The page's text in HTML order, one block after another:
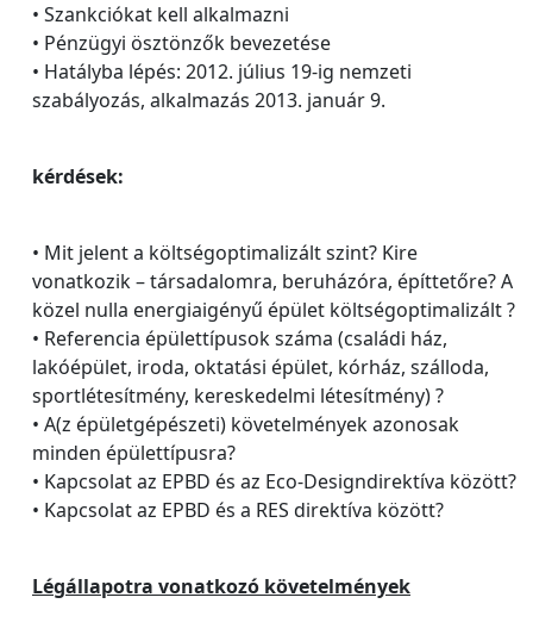
• Szankciókat kell alkalmazni
• Pénzügyi ösztönzők bevezetése
• Hatályba lépés: 2012. július 19-ig nemzeti
szabályozás, alkalmazás 2013. január 9.
kérdések:
• Mit jelent a költségoptimalizált szint? Kire
vonatkozik – társadalomra, beruházóra, építtetőre? A
közel nulla energiaigényű épület költségoptimalizált ?
• Referencia épülettípusok száma (családi ház,
lakóépület, iroda, oktatási épület, kórház, szálloda,
sportlétesítmény, kereskedelmi létesítmény) ?
• A(z épületgépészeti) követelmények azonosak
minden épülettípusra?
• Kapcsolat az EPBD és az Eco-Designdirektíva között?
• Kapcsolat az EPBD és a RES direktíva között?
Légállapotra vonatkozó követelmények